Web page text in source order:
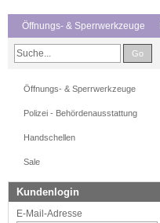
Öffnungs- & Sperrwerkzeuge
Go
Öffnungs- & Sperrwerkzeuge
Polizei - Behördenausstattung
Handschellen
Sale
Kundenlogin
E-Mail-Adresse